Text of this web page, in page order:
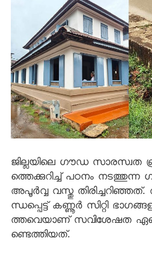
ജില്ലയിലെ ഗൗഡ
ത്തെക്കുറിച്ച് പഠനം
അപൂര്‍വ്വ വസ്തു
ന്ധപ്പെട്ട് കണ്ണൂര്‍ സിറ്റി
ത്തവെയാണ് സവിശേഷത
ണ്ടെത്തിയത്.